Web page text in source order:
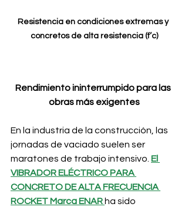
Resistencia en condiciones extremas y
concretos de alta resistencia (f’c)
Rendimiento ininterrumpido para las
obras más exigentes
En la industria de la construcción, las
jornadas de vaciado suelen ser
maratones de trabajo intensivo. El
VIBRADOR ELÉCTRICO PARA
CONCRETO DE ALTA FRECUENCIA
ROCKET Marca ENAR ha sido